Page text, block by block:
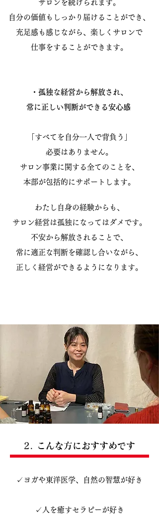
サロンを続けられます。
自分の価値もしっかり届けることができ、
充足感も感じながら、楽しくサロンで
仕事をすることができます。
・孤独な経営から解放され、
常に正しい判断ができる安心感
「すべてを自分一人で背負う」
必要はありません。
サロン事業に関する全てのことを、
本部が包括的にサポートします。
わたし自身の経験からも、
サロン経営は孤独になってはダメです。
不安から解放されることで、
常に適正な判断を確認し合いながら、
正しく経営ができるようになります。
2. こんな方におすすめです
✓ヨガや東洋医学、自然の智慧が好き
✓人を癒すセラピーが好き